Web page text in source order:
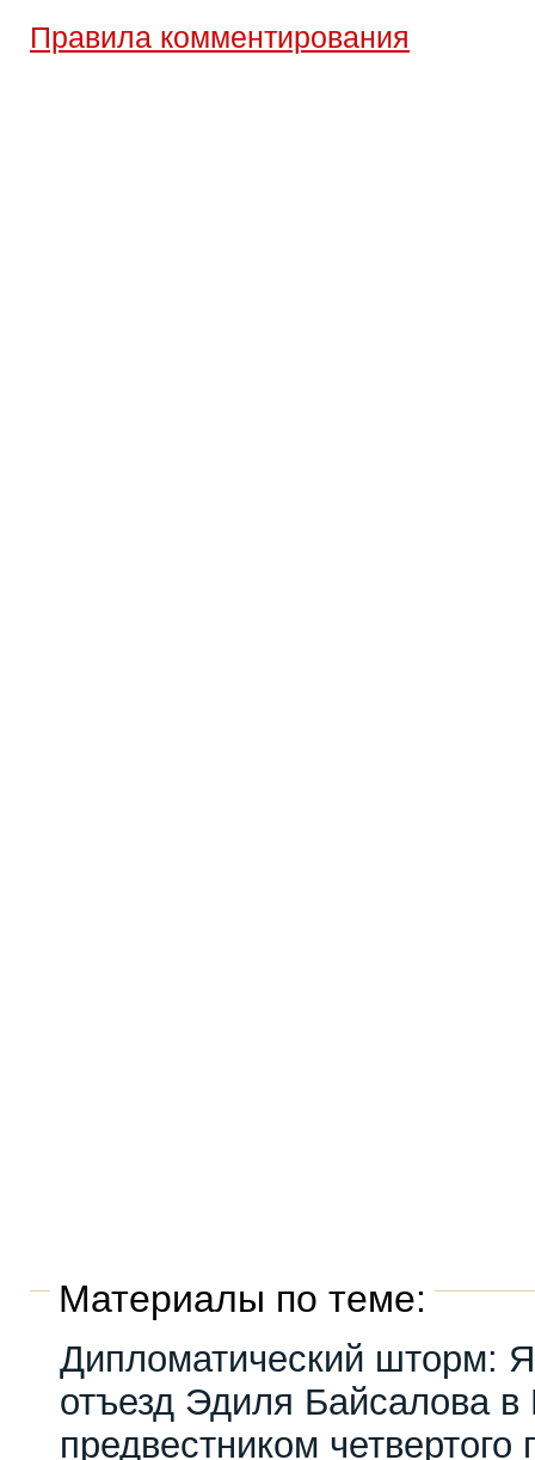
Правила комментирования
Материалы по теме:
Дипломатический шторм:
отъезд Эдиля Байсалова в
предвестником четвертого